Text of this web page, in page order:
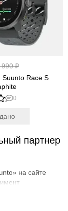
990 ₽
Race S
0
партнер
на сайте